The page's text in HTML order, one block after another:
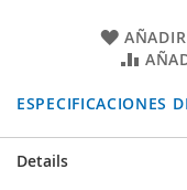
ESPECIFICACIONES
Details